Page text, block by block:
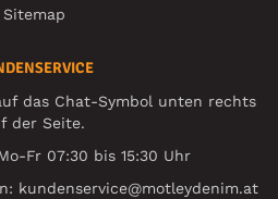
Sitemap
das Chat-Symbol unten rechts
der Seite.
Fr 07:30 bis 15:30 Uhr
kundenservice@motleydenim.at